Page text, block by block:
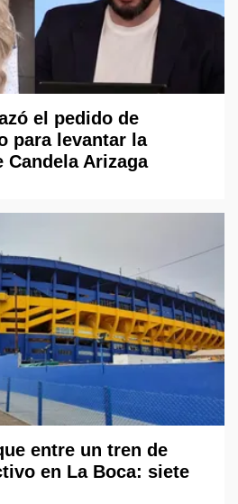
el pedido de
para levantar la
Arizaga
entre un tren de
en La Boca: siete